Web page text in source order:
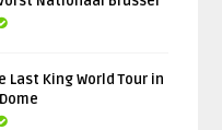
Last King World Tour in